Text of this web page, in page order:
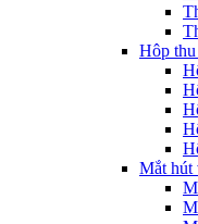
Hôp
Mắt hút